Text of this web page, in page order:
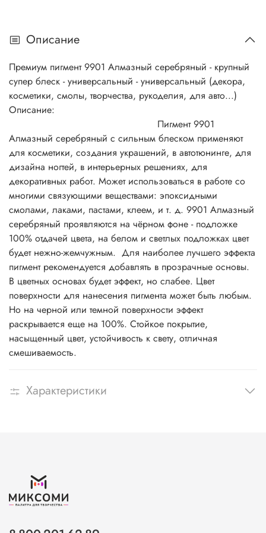
Описание
Премиум пигмент 9901 Алмазный серебряный - крупный
супер блеск - универсальный - универсальный (декора,
косметики, смолы, творчества, рукоделия, для авто...)
Описание:
Пигмент 9901
Алмазный серебряный с сильным блеском применяют
для косметики, создания украшений, в автотюнинге, для
дизайна ногтей, в интерьерных решениях, для
декоративных работ. Может использоваться в работе со
многими связующими веществами: эпоксидными
смолами, лаками, пастами, клеем, и т. д. 9901 Алмазный
серебряный проявляются на чёрном фоне - подложке
100% отдачей цвета, на белом и светлых подложках цвет
будет нежно-жемчужным. Для наиболее лучшего эффекта
пигмент рекомендуется добавлять в прозрачные основы.
В цветных основах будет эффект, но слабее. Цвет
поверхности для нанесения пигмента может быть любым.
Но на черной или темной поверхности эффект
раскрывается еще на 100%. Стойкое покрытие,
насыщенный цвет, устойчивость к свету, отличная
смешиваемость.
Характеристики